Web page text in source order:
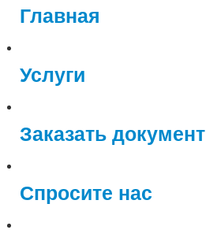
Главная
Услуги
Заказать документ
Спросите нас